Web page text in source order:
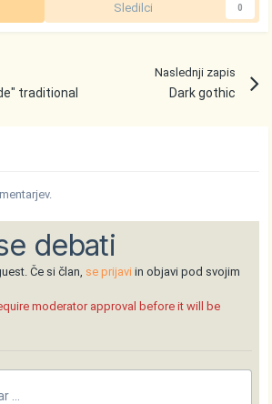
Sledilci 0
traditional
Naslednji zapis
Dark gothic
debati
Če si član, se prijavi in objavi pod svojim
moderator approval before it will be
...